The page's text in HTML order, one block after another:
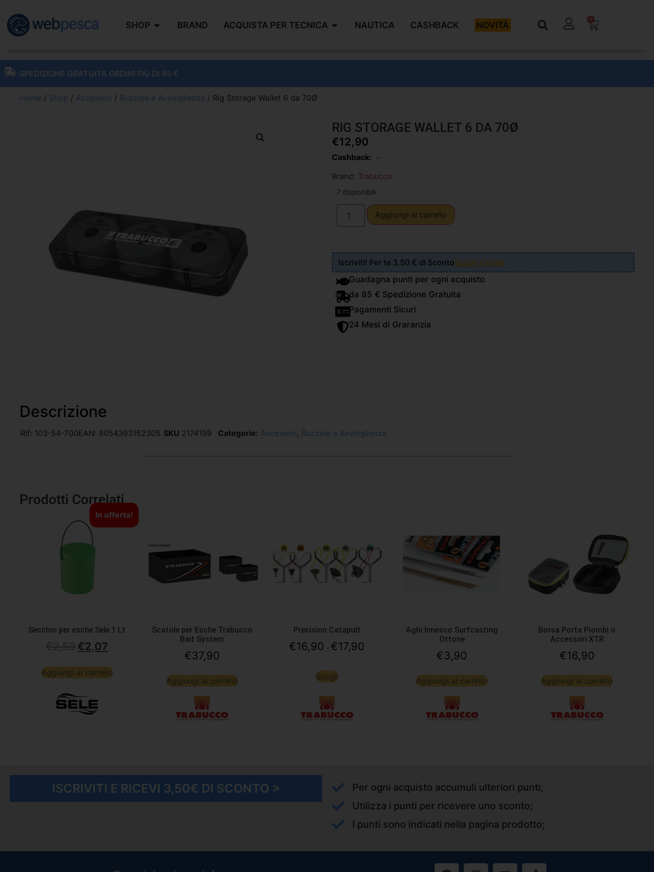
SHOP BRAND ACQUISTA PER TECNICA NAUTICA CASHBACK NOVITÀ
0
SPEDIZIONE GRATUITA ORDINI PIÙ DI 85 €
Home / Shop / Accessori / Ruzzole e Avvolgilenza / Rig Storage Wallet 6 da 70Ø
RIG STORAGE WALLET 6 DA 70Ø
€12,90
Cashback: -
Brand: Trabucco
7 disponibili
Aggiungi al carrello
Iscriviti! Per te 3,50 € di ScontoScopri Come!
Guadagna punti per ogni acquisto
da 85 € Spedizione Gratuita
Pagamenti Sicuri
24 Mesi di Graranzia
Descrizione
Rif: 103-54-700EAN: 8054393152305 SKU 2174199 Categorie: Accessori , Ruzzole e Avvolgilenza
Prodotti Correlati
In offerta!
Secchio per esche Sele 1 Lt
€2,07
Aggiungi al carrello
Scatole per Esche Trabucco
Bait System
€37,90
Aggiungi al carrello
Precision Catapult
€16,90 - €17,90
Scegli
Aghi Innesco Surfcasting
Ottone
€3,90
Aggiungi al carrello
Borsa Porta Piombi o
Accessori XTR
€16,90
Aggiungi al carrello
ISCRIVITI E RICEVI 3,50€ DI SCONTO >
Per ogni acquisto accumuli ulteriori punti;
Utilizza i punti per ricevere uno sconto;
I punti sono indicati nella pagina prodotto;